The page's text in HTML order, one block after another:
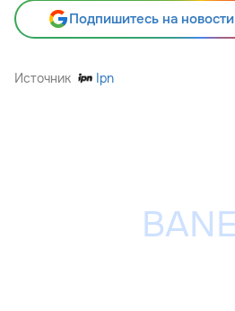
Подпишитесь на
Источник Ipn